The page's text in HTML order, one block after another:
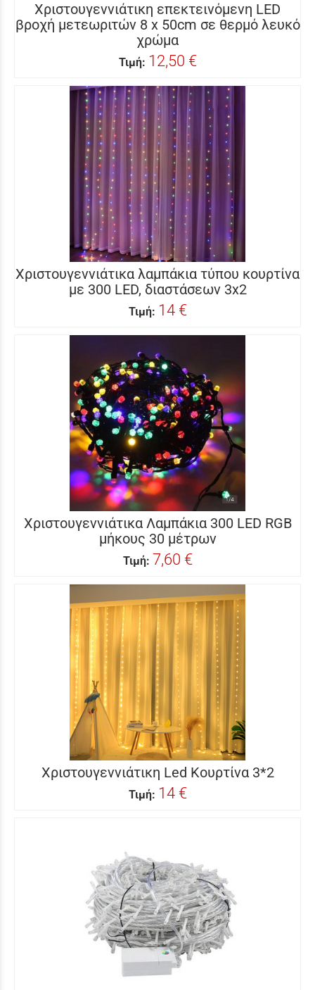
Χριστουγεννιάτικη επεκτεινόμενη LED
βροχή μετεωριτών 8 x 50cm σε θερμό λευκό
χρώμα
Τιμή: 12,50 €
Χριστουγεννιάτικα λαμπάκια τύπου κουρτίνα
με 300 LED, διαστάσεων 3x2
Τιμή: 14 €
Χριστουγεννιάτικα Λαμπάκια 300 LED RGB
μήκους 30 μέτρων
Τιμή: 7,60 €
Χριστουγεννιάτικη Led Κουρτίνα 3*2
Τιμή: 14 €